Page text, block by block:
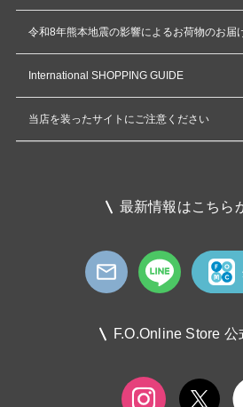
令和8年熊本地震の影響によるお荷物のお届
International SHOPPING GUIDE
当店を装ったサイトにご注意ください
最新情報はこちら
F.O.Online Store 公